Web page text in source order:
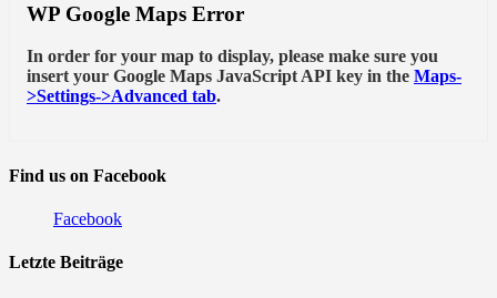
WP Google Maps Error
In order for your map to display, please make sure you
insert your Google Maps JavaScript API key in the Maps-
>Settings->Advanced tab.
Find us on Facebook
Facebook
Letzte Beiträge